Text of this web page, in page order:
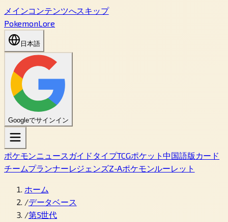
メインコンテンツへスキップ
PokemonLore
日本語
Googleでサインイン
ポケモンニュース ガイド タイプTCGポケット中国語版カード
チームプランナーレジェンズZ-Aポケモンルーレット
ホーム
/データベース
/第5世代